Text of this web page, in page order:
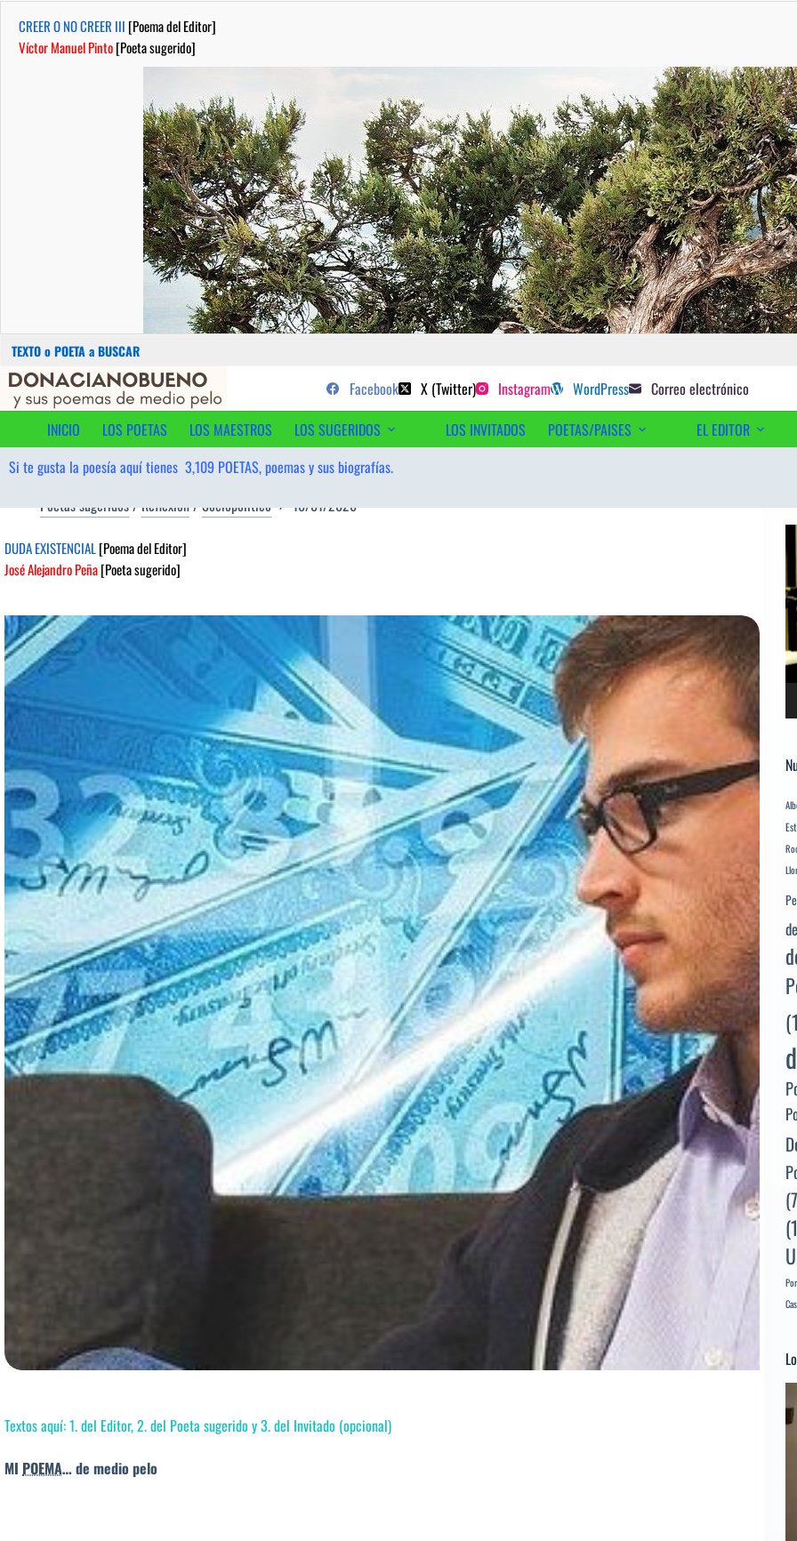
CREER O NO CREER III [Poema del Editor]
Víctor Manuel Pinto[Poeta sugerido]
Buscar:
Saltar
contenido
...sus poemas de medio pelo y poetas sugeridos
Facebook X (Twitter) Instagram WordPress Correo electrónico
INICIO
LOS POETAS LOS MAESTROS LOS SUGERIDOS LOS INVITADOS POETAS/PAISES EL EDITOR
Si te gusta la poesía aquí tienes 3,109 POETAS, poemas y sus biografías.
Poetas sugeridos/Reflexión/Sociopolítico 16/01/2026
DUDA EXISTENCIAL[Poema del Editor]
José Alejandro Peña[Poeta sugerido]
Textos aquí: 1. del Editor, 2. del Poeta sugerido y 3. del Invitado (opcional)
MI POEMA… de medio pelo
de
de